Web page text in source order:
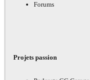
Forums
Projets passion